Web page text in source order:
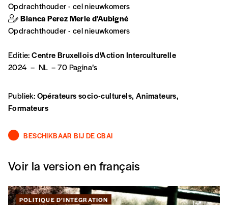
Code postal
Pays
n°
Je souhaite recevoir une facture
Opdrachthouder - cel nieuwkomers
Blanca Perez Merle d'Aubigné
Opdrachthouder - cel nieuwkomers
Editie:Centre Bruxellois d'Action Interculturelle
2024 – NL – 70 Pagina’s
Publiek:Opérateurs socio-culturels, Animateurs,
Formateurs
BESCHIKBAAR BIJ DE CBAI
Voir la version en français
POLITIQUE D’INTÉGRATION